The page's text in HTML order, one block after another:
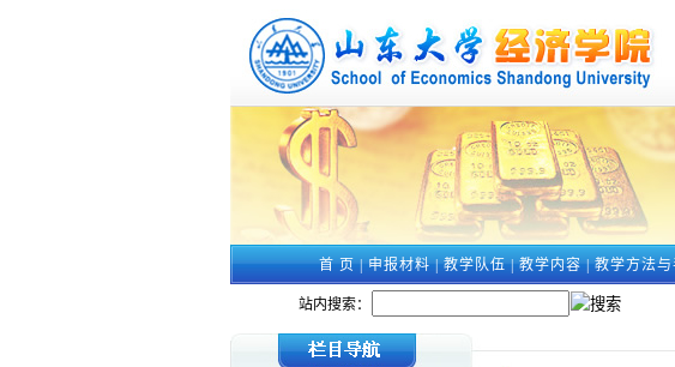
首 页|申报材料|教学队伍|教学内容|教学方法
站内搜索：